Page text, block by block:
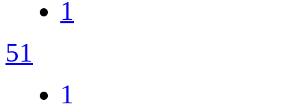
1
51
1